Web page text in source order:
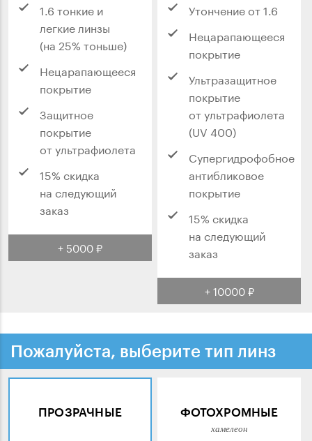
1.6 тонкие и
легкие линзы
(на 25% тоньше)
Нецарапающееся
покрытие
Защитное
покрытие
от ультрафиолета
15% скидка
на следующий
заказ
+ 5000 ₽
Утончение от 1.6
Нецарапающееся
покрытие
Ультразащитное
покрытие
от ультрафиолета
(UV 400)
Супергидрофобное
антибликовое
покрытие
15% скидка
на следующий
заказ
+ 10000 ₽
Пожалуйста, выберите тип линз
ПРОЗРАЧНЫЕ ФОТОХРОМНЫЕ
хамелеон